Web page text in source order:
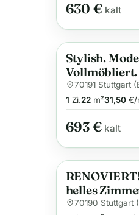
630 €kalt
Anzeige
Stylish.
1-Zi.-
70191 Stuttgart
1 Zi.22m²31,50€/
693 €kalt
Anzeige
helles
70190 Stuttgart